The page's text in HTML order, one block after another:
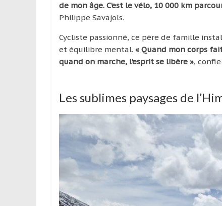
de mon âge. C’est le vélo, 10 000 km
Philippe Savajols.
Cycliste passionné, ce père de famille
et équilibre mental. « Quand mon corps
quand on marche, l’esprit se libère »,
Les sublimes paysages de